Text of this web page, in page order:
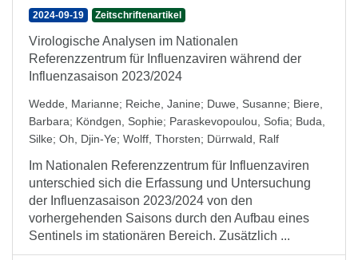
2024-09-19 Zeitschriftenartikel
Virologische Analysen im Nationalen
Referenzzentrum für Influenzaviren während der
Influenzasaison 2023/2024
Wedde, Marianne; Reiche, Janine; Duwe, Susanne; Biere,
Barbara; Köndgen, Sophie; Paraskevopoulou, Sofia; Buda,
Silke; Oh, Djin-Ye; Wolff, Thorsten; Dürrwald, Ralf
Im Nationalen Referenzzentrum für Influenzaviren
unterschied sich die Erfassung und Untersuchung
der Influenzasaison 2023/2024 von den
vorhergehenden Saisons durch den Aufbau eines
Sentinels im stationären Bereich. Zusätzlich ...